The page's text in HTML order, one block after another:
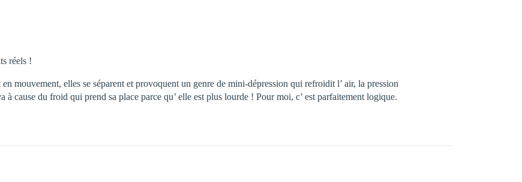
réels !
mouvement, elles se séparent et provoquent un genre de mini-dépression qui refroidit l’ air, la pression
à cause du froid qui prend sa place parce qu’ elle est plus lourde ! Pour moi, c’ est parfaitement logique.